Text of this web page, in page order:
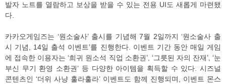
발자 노트를 열람하고 보상을 받을 수 있는 전용 UI도 새롭게 마련됐
다.
카카오게임즈는 ‘원소술사’ 출시를 기념해 7월 2일까지 ‘원소술사 출
시 기념, 14일 출석 이벤트’를 진행한다. 이벤트 기간 동안 매일 게임
에 접속한 이용자는 ‘희귀 원소석 직업 소환권’, ‘그릇된 자의 잔재’, ‘눈
부신 무기 환영 소환권’ 등 다양한 아이템을 획득할 수 있다. 시즈널
콘텐츠인 ‘더위 사냥 훌라훌라’ 이벤트도 함께 진행되며, 이벤트 몬스